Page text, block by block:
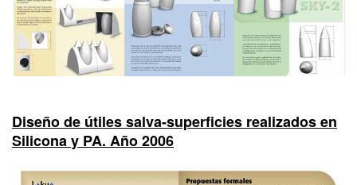
Diseño de útiles salva-superficies realizados en
Silicona y PA. Año 2006